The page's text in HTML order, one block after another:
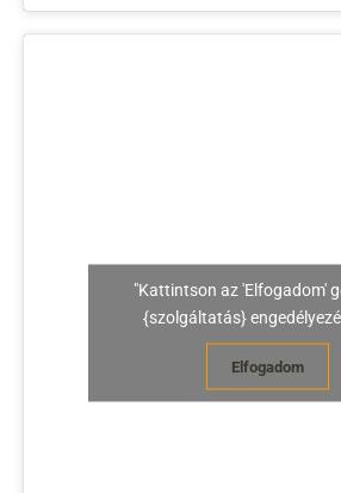
"Kattintson az 'Elfogadom'
{szolgáltatás}
Elfogadom